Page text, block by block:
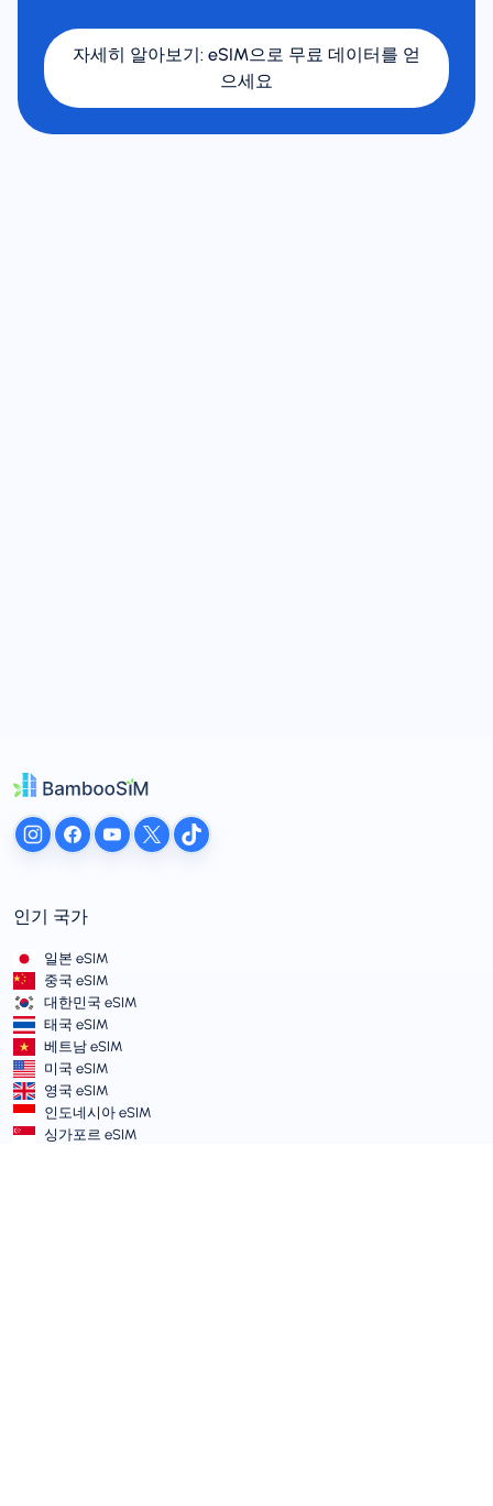
자세히 알아보기: eSIM으로 무료 데이터를 얻
으세요
인기 국가
일본 eSIM
중국 eSIM
대한민국 eSIM
태국 eSIM
베트남 eSIM
미국 eSIM
영국 eSIM
인도네시아 eSIM
싱가포르 eSIM